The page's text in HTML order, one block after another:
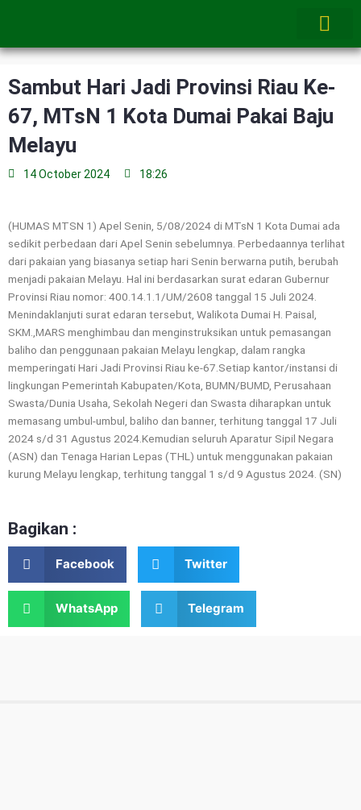
Sambut Hari Jadi Provinsi Riau Ke-
67, MTsN 1 Kota Dumai Pakai Baju
Melayu
14 October 2024 18:26
(HUMAS MTSN 1) Apel Senin, 5/08/2024 di MTsN 1 Kota Dumai ada
sedikit perbedaan dari Apel Senin sebelumnya. Perbedaannya terlihat
dari pakaian yang biasanya setiap hari Senin berwarna putih, berubah
menjadi pakaian Melayu. Hal ini berdasarkan surat edaran Gubernur
Provinsi Riau nomor: 400.14.1.1/UM/2608 tanggal 15 Juli 2024.
Menindaklanjuti surat edaran tersebut, Walikota Dumai H. Paisal,
SKM.,MARS menghimbau dan menginstruksikan untuk pemasangan
baliho dan penggunaan pakaian Melayu lengkap, dalam rangka
memperingati Hari Jadi Provinsi Riau ke-67.Setiap kantor/instansi di
lingkungan Pemerintah Kabupaten/Kota, BUMN/BUMD, Perusahaan
Swasta/Dunia Usaha, Sekolah Negeri dan Swasta diharapkan untuk
memasang umbul-umbul, baliho dan banner, terhitung tanggal 17 Juli
2024 s/d 31 Agustus 2024.Kemudian seluruh Aparatur Sipil Negara
(ASN) dan Tenaga Harian Lepas (THL) untuk menggunakan pakaian
kurung Melayu lengkap, terhitung tanggal 1 s/d 9 Agustus 2024. (SN)
Bagikan :
Facebook Twitter
WhatsApp Telegram